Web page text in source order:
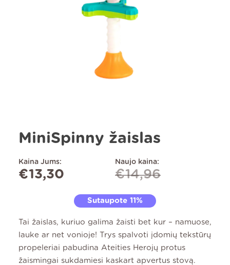
MiniSpinny žaislas
Kaina Jums:
€13,30
Naujo kaina:
€14,96
Sutaupote 11%
Tai žaislas, kuriuo galima žaisti bet kur – namuose,
lauke ar net vonioje! Trys spalvoti įdomių tekstūrų
propeleriai pabudina Ateities Herojų protus
žaismingai sukdamiesi kaskart apvertus stovą.